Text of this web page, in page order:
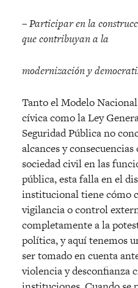
– Participar en la
que contribuyan a la
modernización y
Tanto el Modelo
cívica como la Ley
Seguridad Pública no
alcances y
sociedad civil en las
pública, esta falla en el
institucional tiene cómo
vigilancia o control
completamente a la
política, y aquí tenemos
ser tomado en cuenta
violencia y desconfianza